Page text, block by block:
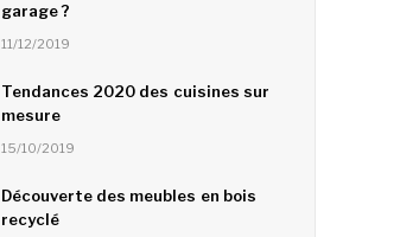
garage ?
11/12/2019
Tendances 2020 des cuisines sur
mesure
15/10/2019
Découverte des meubles en bois
recyclé